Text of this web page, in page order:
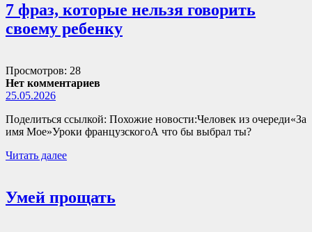
7 фраз, которые нельзя говорить
своему ребенку
Просмотров: 28
Нет комментариев
25.05.2026
Поделиться ссылкой: Похожие новости:Человек из очереди«За
имя Мое»Уроки французскогоА что бы выбрал ты?
Читать далее
Умей прощать